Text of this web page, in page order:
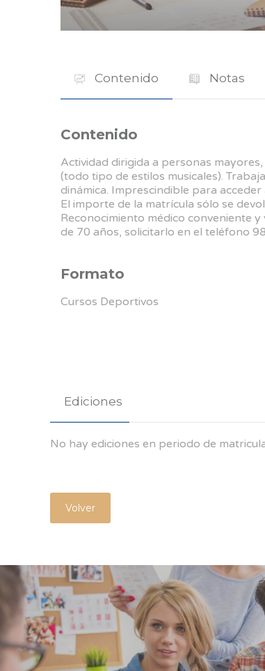
Contenido Notas
Contenido
Actividad dirigida a personas
(todo tipo de estilos musicales).
dinámica. Imprescindible para
El importe de la matrícula sólo se
Reconocimiento médico conveniente
de 70 años, solicitarlo en el teléfono
Formato
Cursos Deportivos
Ediciones
No hay ediciones en periodo de
Volver